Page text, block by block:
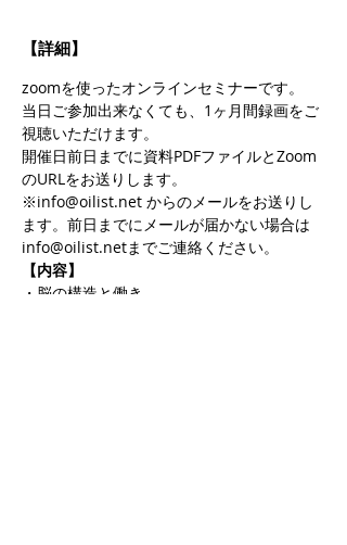
【詳細】
zoomを使ったオンラインセミナーです。
当日ご参加出来なくても、1ヶ月間録画をご
視聴いただけます。
開催日前日までに資料PDFファイルとZoom
のURLをお送りします。
※info@oilist.net からのメールをお送りし
ます。前日までにメールが届かない場合は
info@oilist.netまでご連絡ください。
【内容】
・脳の構造と働き